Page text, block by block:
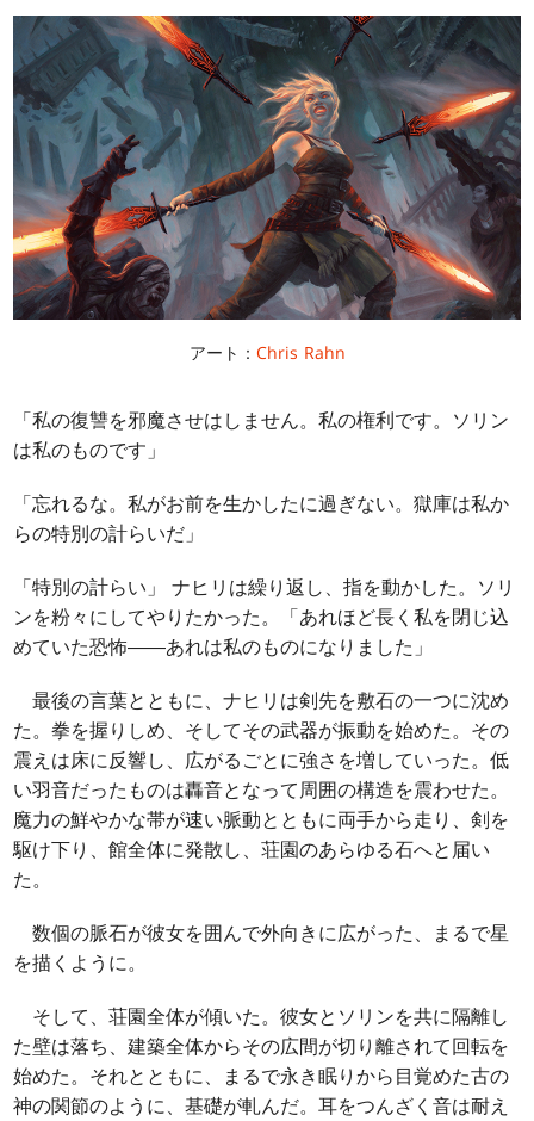
アート： Chris Rahn
「私の復讐を邪魔させはしません。私の権利です。ソリン
は私のものです」
「忘れるな。私がお前を生かしたに過ぎない。獄庫は私か
らの特別の計らいだ」
「特別の計らい」 ナヒリは繰り返し、指を動かした。ソリ
ンを粉々にしてやりたかった。「あれほど長く私を閉じ込
めていた恐怖――あれは私のものになりました」
最後の言葉とともに、ナヒリは剣先を敷石の一つに沈め
た。拳を握りしめ、そしてその武器が振動を始めた。その
震えは床に反響し、広がるごとに強さを増していった。低
い羽音だったものは轟音となって周囲の構造を震わせた。
魔力の鮮やかな帯が速い脈動とともに両手から走り、剣を
駆け下り、館全体に発散し、荘園のあらゆる石へと届い
た。
数個の脈石が彼女を囲んで外向きに広がった、まるで星
を描くように。
そして、荘園全体が傾いた。彼女とソリンを共に隔離し
た壁は落ち、建築全体からその広間が切り離されて回転を
始めた。それとともに、まるで永き眠りから目覚めた古の
神の関節のように、基礎が軋んだ。耳をつんざく音は耐え